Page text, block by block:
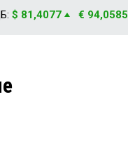
$ 81,4077 € 94,0585